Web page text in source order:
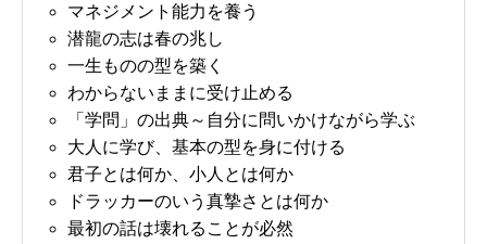
マネジメント能力を養う
潜龍の志は春の兆し
一生ものの型を築く
わからないままに受け止める
「学問」の出典～自分に問いかけながら学ぶ
大人に学び、基本の型を身に付ける
君子とは何か、小人とは何か
ドラッカーのいう真摯さとは何か
最初の話は壊れることが必然